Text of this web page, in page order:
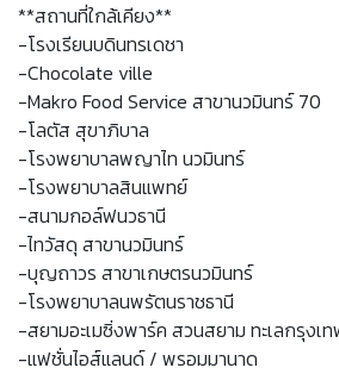
**สถานที่ใกล้เคียง**
-โรงเรียนบดินทรเดชา
-Chocolate ville
-Makro Food Service สาขานวมินทร์ 70
-โลตัส สุขาภิบาล
-โรงพยาบาลพญาไท นวมินทร์
-โรงพยาบาลสินแพทย์
-สนามกอล์ฟนวธานี
-ไทวัสดุ สาขานวมินทร์
-บุญถาวร สาขาเกษตรนวมินทร์
-โรงพยาบาลนพรัตนราชธานี
-สยามอะเมซิ่งพาร์ค สวนสยาม ทะเลกรุงเ
-แฟชั่นไอส์แลนด์ / พรอมมานาด